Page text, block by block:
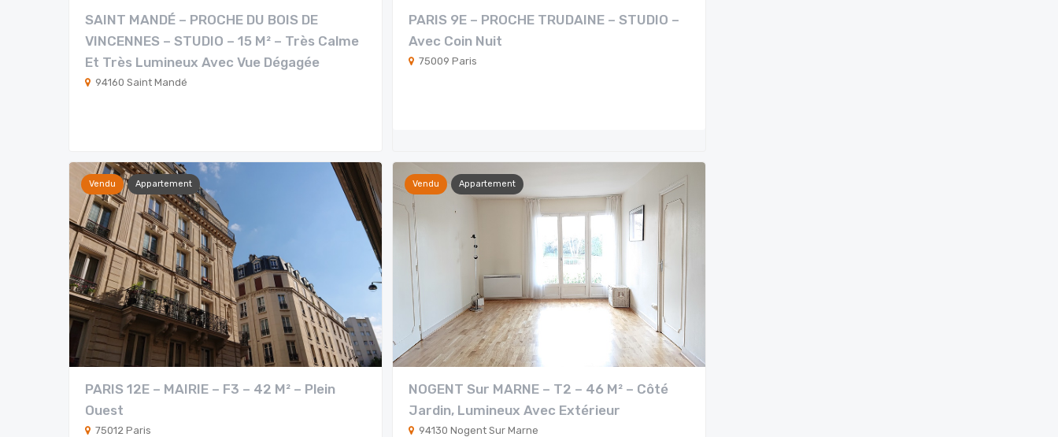
SAINT MANDÉ – PROCHE DU BOIS DE
VINCENNES – STUDIO – 15 M² – Très Calme
Et Très Lumineux Avec Vue Dégagée
94160 Saint Mandé
PARIS 9E – PROCHE TRUDAINE – STUDIO –
Avec Coin Nuit
75009 Paris
Vendu Appartement
PARIS 12E – MAIRIE – F3 – 42 M² – Plein
Ouest
75012 Paris
Vendu Appartement
NOGENT Sur MARNE – T2 – 46 M² – Côté
Jardin, Lumineux Avec Extérieur
94130 Nogent Sur Marne